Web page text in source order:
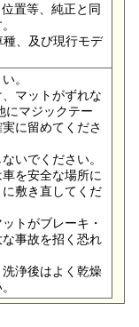
置等、純正と同
、及び現行モデ
。
マットがずれな
にマジックテー
に留めてくださ
いでください。
を安全な場所に
敷き直してくだ
トがブレーキ・
事故を招く恐れ
浄後はよく乾燥